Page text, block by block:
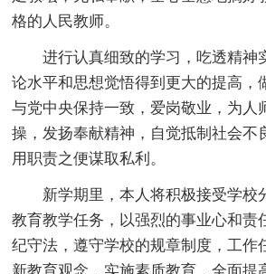
格的人民教师。
进行认真细致的学习，吃透精神
论水平和思想觉悟得到更大的提高，
与党中央保持一致，爱岗敬业，为人
操，发扬奉献精神，自觉抵制社会不
用职责之便谋取私利。
新学期里，本人将积极接受学校
教育教学任务，以强烈的事业心和责
纪守法，遵守学校的规章制度，工作